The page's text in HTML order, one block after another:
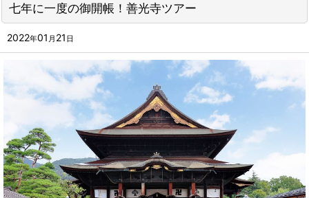
七年に一度の御開帳！善光寺ツアー
2022年01 月 21 日